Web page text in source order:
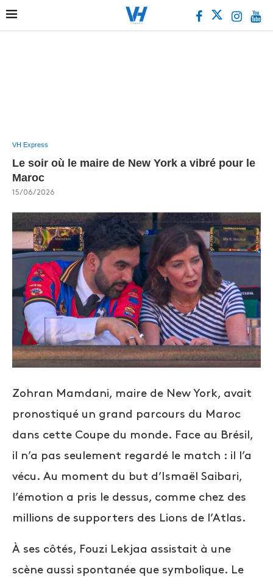
VH Express
Le soir où le maire de New York a vibré pour le
Maroc
15/06/2026
Zohran Mamdani, maire de New York, avait
pronostiqué un grand parcours du Maroc
dans cette Coupe du monde. Face au Brésil,
il n’a pas seulement regardé le match : il l’a
vécu. Au moment du but d’Ismaël Saibari,
l’émotion a pris le dessus, comme chez des
millions de supporters des Lions de l’Atlas.
À ses côtés, Fouzi Lekjaa assistait à une
scène aussi spontanée que symbolique. Le